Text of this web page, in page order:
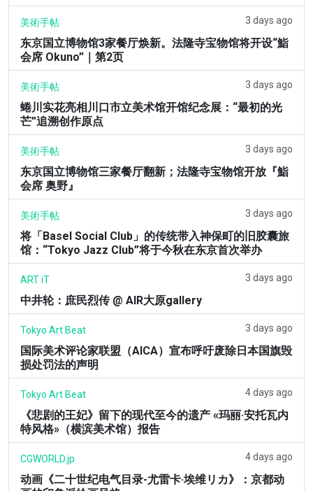
美術手帖 3 days ago
东京国立博物馆3家餐厅焕新。法隆寺宝物馆将开设“鮨
会席 Okuno”｜第2页
美術手帖 3 days ago
蜷川实花亮相川口市立美术馆开馆纪念展：“最初的光
芒”追溯创作原点
美術手帖 3 days ago
东京国立博物馆三家餐厅翻新；法隆寺宝物馆开放『鮨
会席 奥野』
美術手帖 3 days ago
将「Basel Social Club」的传统带入神保町的旧胶囊旅
馆：“Tokyo Jazz Club”将于今秋在东京首次举办
ART iT 3 days ago
中井轮：庶民烈传 @ AIR大原gallery
Tokyo Art Beat 3 days ago
国际美术评论家联盟（AICA）宣布呼吁废除日本国旗毁
损处罚法的声明
Tokyo Art Beat 4 days ago
《悲剧的王妃》留下的现代至今的遗产 «玛丽·安托瓦内
特风格»（横滨美术馆）报告
CGWORLD.jp 4 days ago
动画《二十世纪电气目录-尤雷卡·埃维リカ》：京都动